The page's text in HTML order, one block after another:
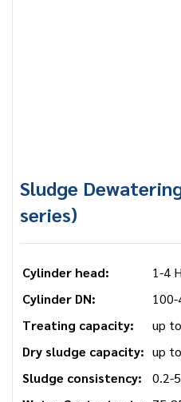
Sludge
series)
Cylinder head:
1-4
Cylinder DN:
100-
Treating capacity:
up
Dry sludge capacity: up
Sludge consistency:
0.2-